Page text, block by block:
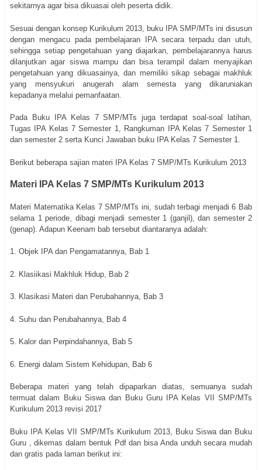
sekitarnya agar bisa dikuasai oleh peserta didik.
Sesuai dengan konsep Kurikulum 2013, buku IPA SMP/MTs ini disusun
dengan mengacu pada pembelajaran IPA secara terpadu dan utuh,
sehingga setiap pengetahuan yang diajarkan, pembelajarannya harus
dilanjutkan agar siswa mampu dan bisa terampil dalam menyajikan
pengetahuan yang dikuasainya, dan memiliki sikap sebagai makhluk
yang mensyukuri anugerah alam semesta yang dikaruniakan
kepadanya melalui pemanfaatan.
Pada Buku IPA Kelas 7 SMP/MTs juga terdapat soal-soal latihan,
Tugas IPA Kelas 7 Semester 1, Rangkuman IPA Kelas 7 Semester 1
dan semester 2 serta Kunci Jawaban buku IPA Kelas 7 Semester 1.
Berikut beberapa sajian materi IPA Kelas 7 SMP/MTs Kurikulum 2013
Materi IPA Kelas 7 SMP/MTs Kurikulum 2013
Materi Matematika Kelas 7 SMP/MTs ini, sudah terbagi menjadi 6 Bab
selama 1 periode, dibagi menjadi semester 1 (ganjil), dan semester 2
(genap). Adapun Keenam bab tersebut diantaranya adalah:
1. Objek IPA dan Pengamatannya, Bab 1
2. Klasiikasi Makhluk Hidup, Bab 2
3. Klasikasi Materi dan Perubahannya, Bab 3
4. Suhu dan Perubahannya, Bab 4
5. Kalor dan Perpindahannya, Bab 5
6. Energi dalam Sistem Kehidupan, Bab 6
Beberapa materi yang telah dipaparkan diatas, semuanya sudah
termuat dalam Buku Siswa dan Buku Guru IPA Kelas VII SMP/MTs
Kurikulum 2013 revisi 2017
Buku IPA Kelas VII SMP/MTs Kurikulum 2013, Buku Siswa dan Buku
Guru , dikemas dalam bentuk Pdf dan bisa Anda unduh secara mudah
dan gratis pada laman berikut ini: